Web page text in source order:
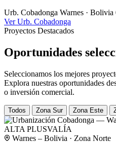
Urb. Cobadonga Warnes · Bolivia
Ver Urb. Cobadonga
Proyectos Destacados
Oportunidades
Seleccionamos los mejores
Explora nuestras oportunidades
o inversión comercial.
Todos Zona Sur Zona Este
ALTA PLUSVALÍA
Warnes – Bolivia · Zona Norte